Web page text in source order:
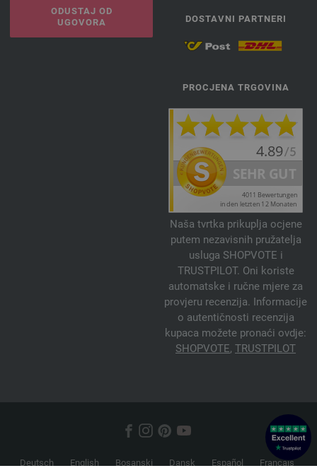
ODUSTAJ OD
UGOVORA
DOSTAVNI PARTNERI
PROCJENA TRGOVINA
Naša tvrtka prikuplja ocjene
putem nezavisnih pružatelja
usluga SHOPVOTE i
TRUSTPILOT. Oni koriste
automatske i ručne mjere za
provjeru recenzija. Informacije
o autentičnosti recenzija
kupaca možete pronaći ovdje:
SHOPVOTE, TRUSTPILOT
Deutsch English Bosanski Dansk Español Français